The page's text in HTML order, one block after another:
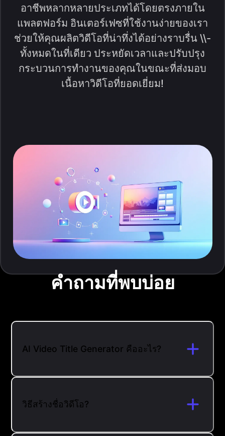
อาชีพหลากหลายประเภทได้โดยตรงภายใน
แพลตฟอร์ม อินเตอร์เฟซที่ใช้งานง่ายของเรา
ช่วยให้คุณผลิตวิดีโอที่น่าทึ่งได้อย่างราบรื่น \\-
ทั้งหมดในที่เดียว ประหยัดเวลาและปรับปรุง
กระบวนการทำงานของคุณในขณะที่ส่งมอบ
เนื้อหาวิดีโอที่ยอดเยี่ยม!
คำถามที่พบบ่อย
AI Video Title Generator คืออะไร?
วิธีสร้างชื่อวิดีโอ?